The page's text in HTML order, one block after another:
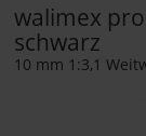
walimex pro
schwarz
10 mm 1:3,1